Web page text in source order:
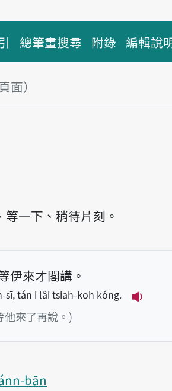
總筆畫搜尋 附錄 編輯說
面）
等一下、稍待片刻。
伊來才閣講。
sī, tán i lâi tsiah-koh kóng.
他來了再說。)
bān